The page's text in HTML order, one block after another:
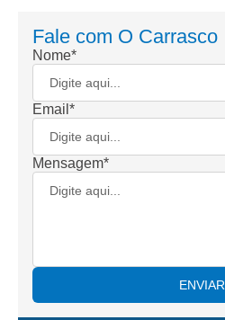
Fale com O Carrasco
Nome*
Email*
Mensagem*
ENVIAR